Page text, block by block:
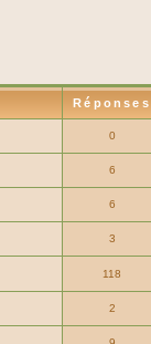
Réponses
0
6
6
3
118
2